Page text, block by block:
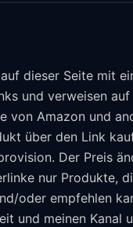
dieser Seite mit
und verweisen auf
von Amazon und
über den Link
Der Preis
nur Produkte,
oder empfehlen
und meinen Kanal